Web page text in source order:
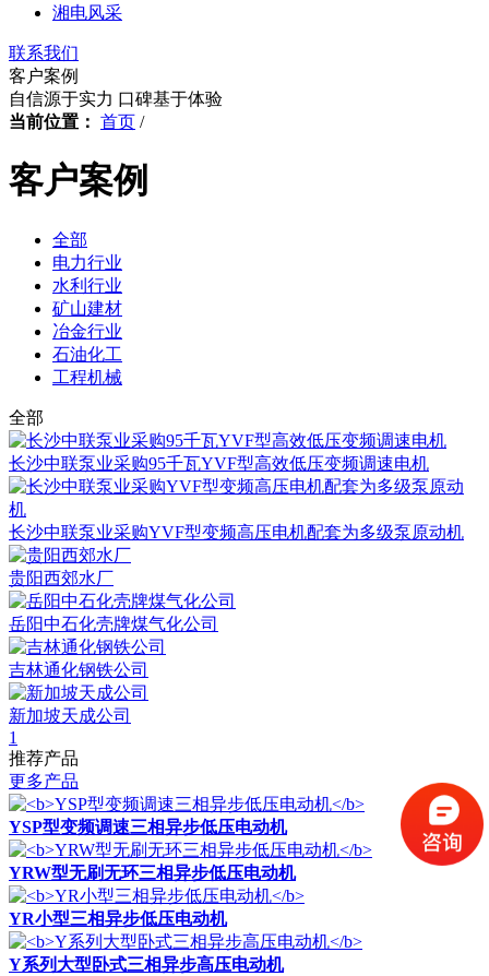
湘电风采
联系我们
客户案例
自信源于实力 口碑基于体验
当前位置： 首页 /
客户案例
全部
电力行业
水利行业
矿山建材
冶金行业
石油化工
工程机械
全部
长沙中联泵业采购95千瓦YVF型高效低压变频调速电机
长沙中联泵业采购YVF型变频高压电机配套为多级泵原动机
贵阳西郊水厂
岳阳中石化壳牌煤气化公司
吉林通化钢铁公司
新加坡天成公司
1
推荐产品
更多产品
YSP型变频调速三相异步低压电动机
YRW型无刷无环三相异步低压电动机
YR小型三相异步低压电动机
Y系列大型卧式三相异步高压电动机